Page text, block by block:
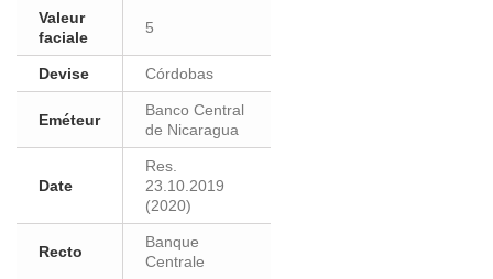
Valeur
faciale
5
Devise Córdobas
Eméteur
Banco Central
de Nicaragua
Date
Res.
23.10.2019
(2020)
Recto
Banque
Centrale